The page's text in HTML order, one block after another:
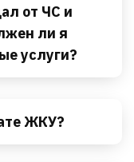
от ЧС и
ли я
услуги?
ЖКУ?